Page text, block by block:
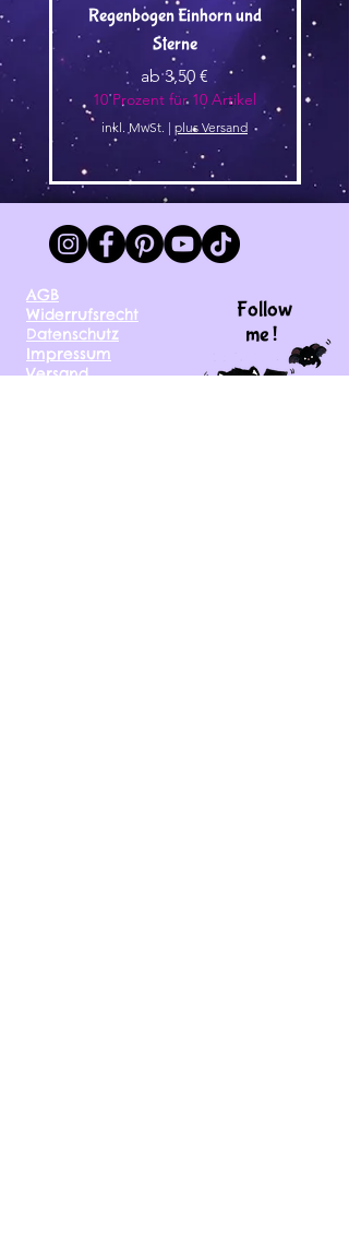
Regenbogen Einhorn und
Sterne
ab3,50 €
Sale-Preis
10 Prozent für 10 Artikel
inkl. MwSt. | plus Versand
AGB
Widerrufsrecht
Datenschutz
Impressum
Versand
Follow
me !